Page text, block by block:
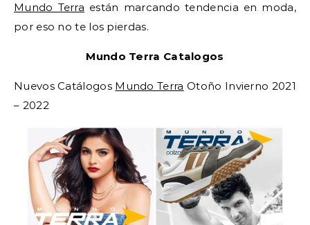
Mundo Terra están marcando tendencia en moda,
por eso no te los pierdas.
Mundo Terra Catalogos
Nuevos Catálogos Mundo Terra Otoño Invierno 2021
– 2022